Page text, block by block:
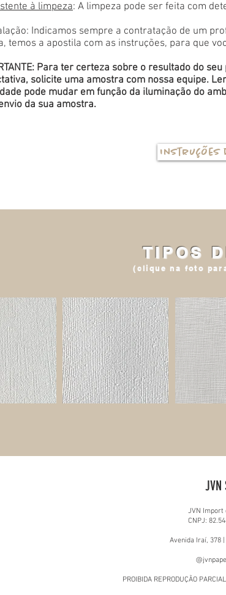
à limpeza: A limpeza pode ser feita com
Indicamos sempre a contratação de um
temos a apostila com as instruções, para que
Para ter certeza sobre o resultado do
solicite uma amostra com nossa equipe.
pode mudar em função da iluminação do
da sua amostra.
Instruções
TIPOS
(clique na foto
JVN Import
CNPJ:
Avenida Iraí, 378
PROIBIDA REPRODUÇÃO